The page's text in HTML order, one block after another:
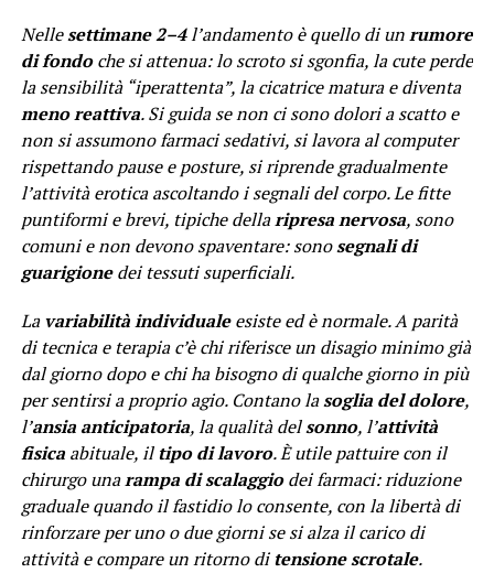
Nellesettimane 2–4l’andamento è quello di unrumore
di fondoche si attenua: lo scroto si sgonfia, la cute perde
la sensibilità “iperattenta”, la cicatrice matura e diventa
meno reattiva. Si guida se non ci sono dolori a scatto e
non si assumono farmaci sedativi, si lavora al computer
rispettando pause e posture, si riprende gradualmente
l’attività erotica ascoltando i segnali del corpo. Le fitte
puntiformi e brevi, tipiche dellaripresa nervosa, sono
comuni e non devono spaventare: sonosegnali di
guarigionedei tessuti superficiali.
Lavariabilità individualeesiste ed è normale. A parità
di tecnica e terapia c’è chi riferisce un disagio minimo già
dal giorno dopo e chi ha bisogno di qualche giorno in più
per sentirsi a proprio agio. Contano lasoglia del dolore,
l’ansia anticipatoria, la qualità delsonno, l’attività
fisicaabituale, iltipo di lavoro. È utile pattuire con il
chirurgo unarampa di scalaggiodei farmaci: riduzione
graduale quando il fastidio lo consente, con la libertà di
rinforzare per uno o due giorni se si alza il carico di
attività e compare un ritorno ditensione scrotale.